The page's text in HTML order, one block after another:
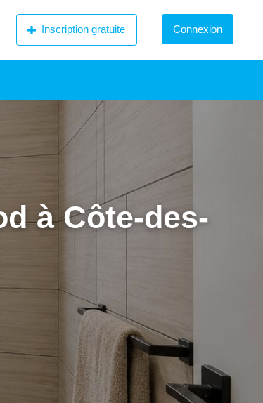
Inscription gratuite Connexion
à Côte-des-